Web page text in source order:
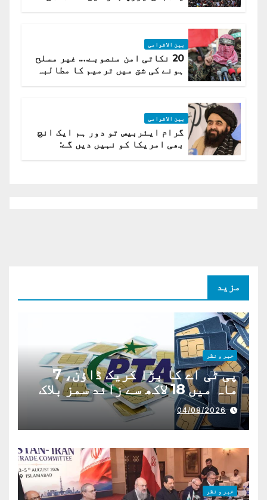
بین الاقوامی
20 نکاتی امن منصوبے…. غیر مسلح
ہونے کی شق میں ترمیم کا مطالبہ
بین الاقوامی
گرام ایئربیس تو دور ہم ایک انچ
بھی امریکا کو نہیں دیں گے:
مزید
خبر و نظر
پی ٹی اے کا بڑا کریک ڈاؤن، 7
ماہ میں 18 لاکھ سے زائد سمز بلاک
04/08/2026
خبر و نظر